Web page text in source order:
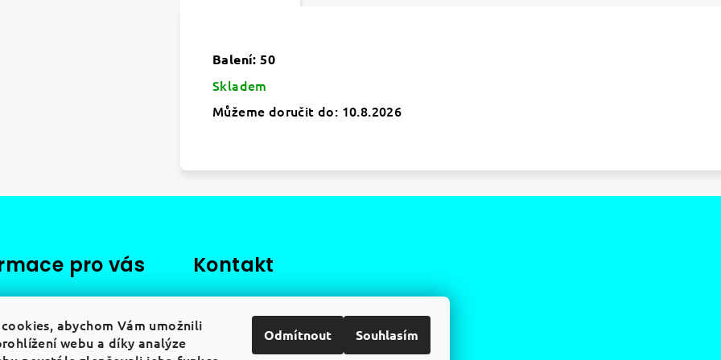
abychom Vám umožnili
webu a díky analýze
Odmítnout Souhlasím
Balení: 50
Skladem
Můžeme doručit do: 10.8.2026
pro vás
ochrany osobních
Kontakt
+420 773 007 891